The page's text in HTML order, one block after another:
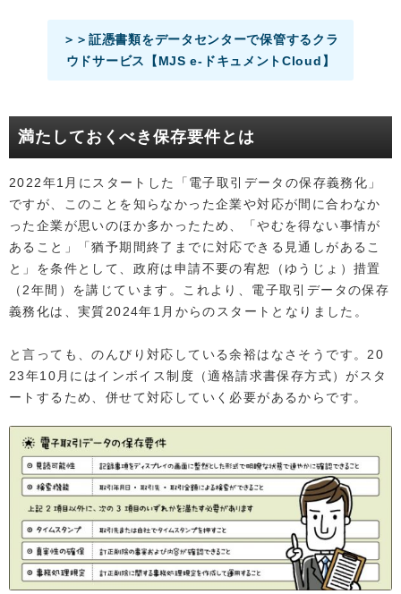
＞＞証憑書類をデータセンターで保管するクラ
ウドサービス【MJS e-ドキュメントCloud】
満たしておくべき保存要件とは
2022年1月にスタートした「電子取引データの保存義務化」
ですが、このことを知らなかった企業や対応が間に合わなか
った企業が思いのほか多かったため、「やむを得ない事情が
あること」「猶予期間終了までに対応できる見通しがあるこ
と」を条件として、政府は申請不要の宥恕（ゆうじょ）措置
（2年間）を講じています。これより、電子取引データの保存
義務化は、実質2024年1月からのスタートとなりました。
と言っても、のんびり対応している余裕はなさそうです。20
23年10月にはインボイス制度（適格請求書保存方式）がスタ
ートするため、併せて対応していく必要があるからです。